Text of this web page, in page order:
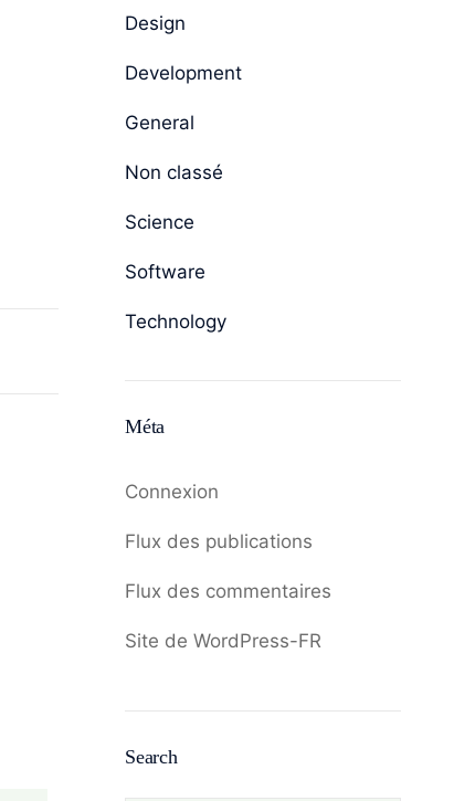
Design
Development
General
Non classé
Science
Software
Technology
Méta
Connexion
Flux des publications
Flux des commentaires
Site de WordPress-FR
Search